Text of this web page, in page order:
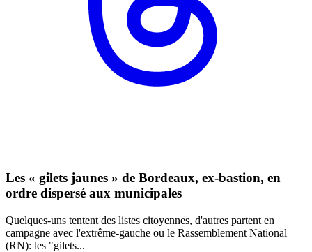
Les « gilets jaunes » de Bordeaux, ex-bastion, en
ordre dispersé aux municipales
Quelques-uns tentent des listes citoyennes, d'autres partent en
campagne avec l'extrême-gauche ou le Rassemblement National
(RN): les "gilets...